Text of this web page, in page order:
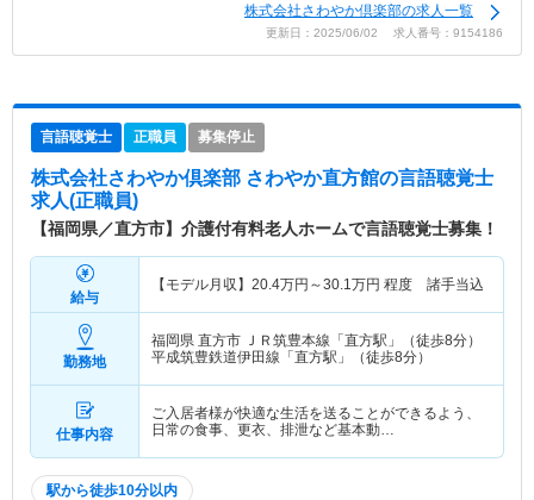
株式会社さわやか倶楽部の求人一覧
更新日：2025/06/02 求人番号：9154186
言語聴覚士 正職員 募集停止
株式会社さわやか倶楽部 さわやか直方館の言語聴覚士
求人(正職員)
【福岡県／直方市】介護付有料老人ホームで言語聴覚士募集！
給与
【モデル月収】 20.4万円～30.1万円 程度 諸手当込
勤務地
福岡県 直方市 ＪＲ筑豊本線「直方駅」（徒歩8分）
平成筑豊鉄道伊田線「直方駅」（徒歩8分）
仕事内容
ご入居者様が快適な生活を送ることができるよう、
日常の食事、更衣、排泄など基本動…
駅から徒歩10分以内